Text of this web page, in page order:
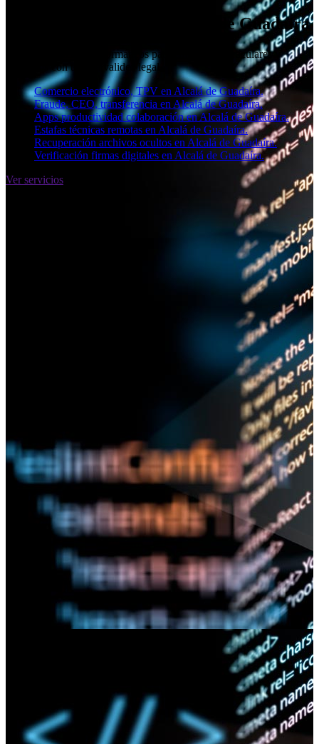
Perito informático en Alcalá de Guadaíra
Informes periciales informáticos para empresas, particulares y
abogados con toda la validez legal.
Comercio electrónico, TPV en Alcalá de Guadaíra.
Fraude, CEO, transferencia en Alcalá de Guadaíra.
Apps productividad colaboración en Alcalá de Guadaíra.
Estafas técnicas remotas en Alcalá de Guadaíra.
Recuperación archivos ocultos en Alcalá de Guadaíra.
Verificación firmas digitales en Alcalá de Guadaíra.
Ver servicios